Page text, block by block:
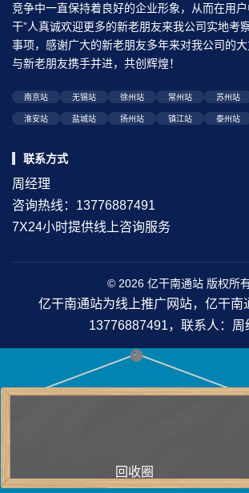
竞争中一直保持着良好的企业形象，从而在用
干”人真诚欢迎更多的新老朋友来我公司实地考
事项，感谢广大的新老朋友多年来对我公司的
与新老朋友携手并进，共创辉煌！
南京站 无锡站 徐州站 常州站 苏州站
淮安站 盐城站 扬州站 镇江站 泰州站
联系方式
周经理
咨询热线：13776887491
7X24小时提供线上咨询服务
© 2026 亿干南通站 版权所
亿干南通站为线上推广网站，亿干南
13776887491，联系人：周
回收圈